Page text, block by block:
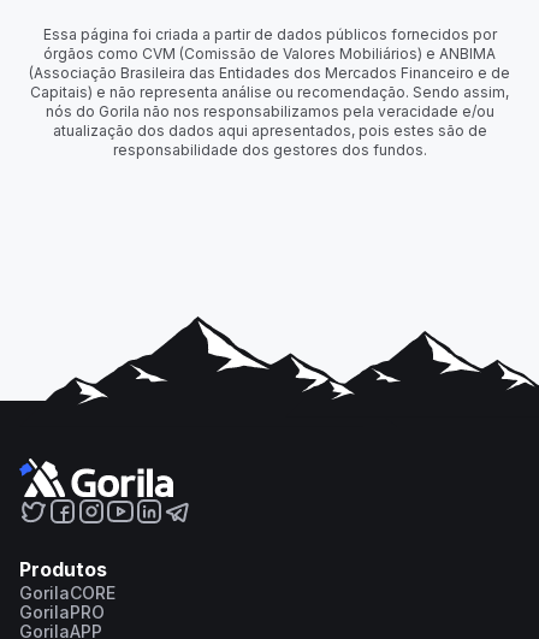
Essa página foi criada a partir de dados públicos fornecidos por
órgãos como CVM (Comissão de Valores Mobiliários) e ANBIMA
(Associação Brasileira das Entidades dos Mercados Financeiro e de
Capitais) e não representa análise ou recomendação. Sendo assim,
nós do Gorila não nos responsabilizamos pela veracidade e/ou
atualização dos dados aqui apresentados, pois estes são de
responsabilidade dos gestores dos fundos.
Produtos
GorilaCORE
GorilaPRO
GorilaAPP